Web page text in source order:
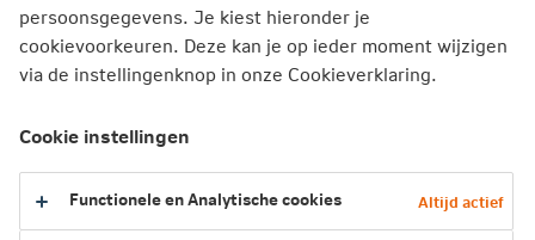
Een opname in het ziekenhuis wordt voor maximaal 365
dagen vergoed. Hieronder vallen dagverpleging,
meerdaagse verpleging en verzorging. Ook de kosten
kosten (kosten tijdens ziekenhuisopname), gebruik van
operatiekamer, genees- en verbandmiddelen en
röntgenfoto’s in ziekenhuis vallen onder deze vergoeding.
persoonsgegevens. Je kiest hieronder je
cookievoorkeuren. Deze kan je op ieder moment wijzigen
via de instellingenknop in onze Cookieverklaring.
Cookie instellingen
Functionele en Analytische cookies Altijd actief